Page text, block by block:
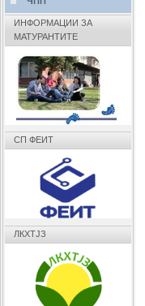
ИНФОРМАЦИИ ЗА
МАТУРАНТИТЕ
СП ФЕИТ
ЛКХТЈЗ